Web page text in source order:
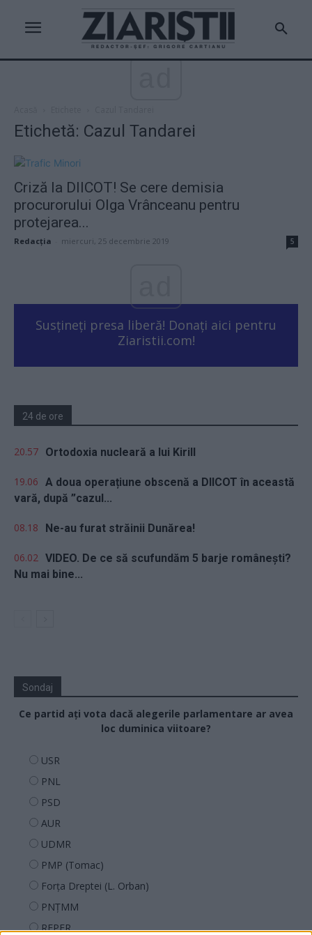
Etichetă: Cazul Tandarei
Criză la DIICOT! Se cere demisia
procurorului Olga Vrânceanu pentru
protejarea...
Redacţia miercuri, 25 decembrie 2019 5
Susțineți presa liberă! Donați aici pentru
Ziaristii.com!
24 de ore
20.57 Ortodoxia nucleară a lui Kirill
19.06 A doua operațiune obscenă a DIICOT în această
vară, după ”cazul...
08.18 Ne-au furat străinii Dunărea!
06.02 VIDEO. De ce să scufundăm 5 barje românești?
Nu mai bine...
Sondaj
Ce partid ați vota dacă alegerile parlamentare ar avea
loc duminica viitoare?
USR
PNL
PSD
AUR
UDMR
PMP (Tomac)
Forța Dreptei (L. Orban)
PNȚMM
REPER